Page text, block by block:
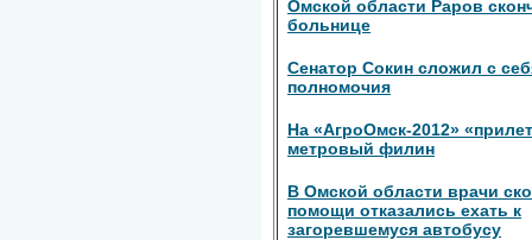
Омской области Раров
больнице
Сенатор Сокин сложил с
полномочия
На «АгроОмск-2012»
метровый филин
В Омской области врачи
помощи отказались ехать к
загоревшемуся автобусу